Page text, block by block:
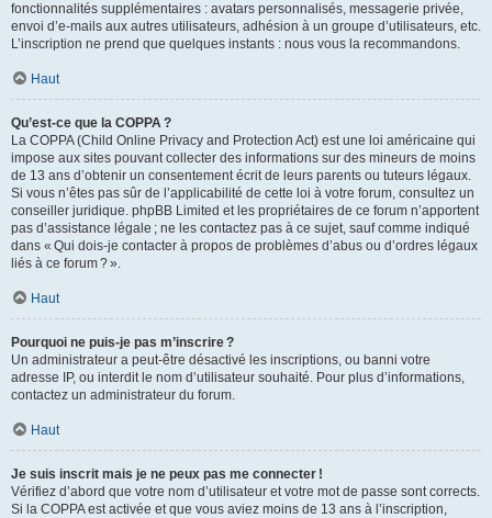
fonctionnalités supplémentaires : avatars personnalisés, messagerie privée,
envoi d’e-mails aux autres utilisateurs, adhésion à un groupe d’utilisateurs, etc.
L’inscription ne prend que quelques instants : nous vous la recommandons.
Haut
Qu’est-ce que la COPPA ?
La COPPA (Child Online Privacy and Protection Act) est une loi américaine qui
impose aux sites pouvant collecter des informations sur des mineurs de moins
de 13 ans d’obtenir un consentement écrit de leurs parents ou tuteurs légaux.
Si vous n’êtes pas sûr de l’applicabilité de cette loi à votre forum, consultez un
conseiller juridique. phpBB Limited et les propriétaires de ce forum n’apportent
pas d’assistance légale ; ne les contactez pas à ce sujet, sauf comme indiqué
dans « Qui dois-je contacter à propos de problèmes d’abus ou d’ordres légaux
liés à ce forum ? ».
Haut
Pourquoi ne puis-je pas m’inscrire ?
Un administrateur a peut-être désactivé les inscriptions, ou banni votre
adresse IP, ou interdit le nom d’utilisateur souhaité. Pour plus d’informations,
contactez un administrateur du forum.
Haut
Je suis inscrit mais je ne peux pas me connecter !
Vérifiez d’abord que votre nom d’utilisateur et votre mot de passe sont corrects.
Si la COPPA est activée et que vous aviez moins de 13 ans à l’inscription,